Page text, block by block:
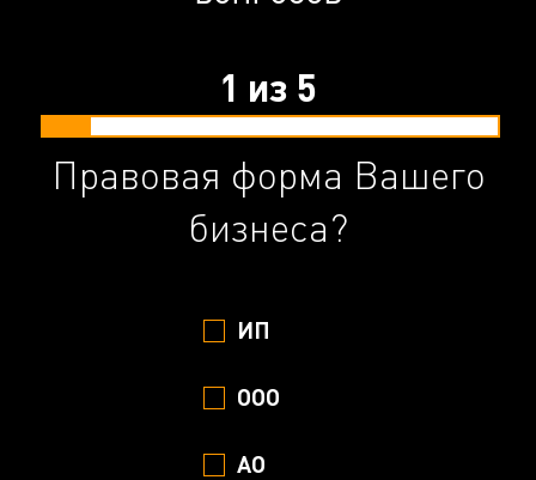
1 из 5
Правовая форма Вашего
бизнеса?
ИП
ООО
АО